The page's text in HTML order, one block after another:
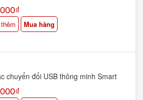
Life Wifi PIR Motion
Mua hàng
chuyển đổi USB thông minh Smart
5v wifi - SONOFF app eWelink